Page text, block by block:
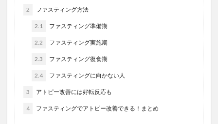
2 ファスティング方法
2.1 ファスティング準備期
2.2 ファスティング実施期
2.3 ファスティング復食期
2.4 ファスティングに向かない人
3 アトピー改善には好転反応も
4 ファスティングでアトピー改善できる！まとめ